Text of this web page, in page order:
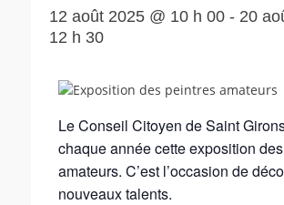
12 août 2025 @ 10 h 00 - 20
12 h 30
Le Conseil Citoyen de Saint
chaque année cette exposition
amateurs. C’est l’occasion de
nouveaux talents.